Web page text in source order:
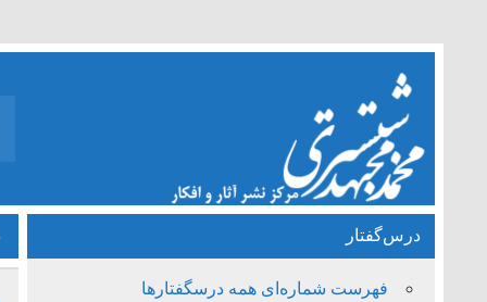
درس‌گفتار
فهرست شماره‌ای همه درسگفتارها